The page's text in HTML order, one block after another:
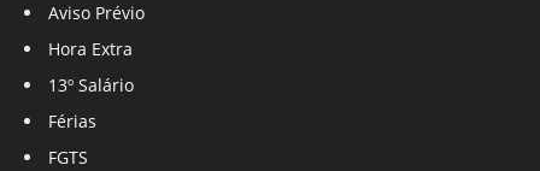
Aviso Prévio
Hora Extra
13º Salário
Férias
FGTS